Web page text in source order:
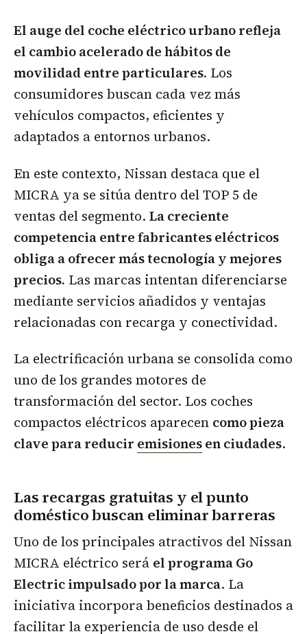
El auge del coche eléctrico urbano refleja
el cambio acelerado de hábitos de
movilidad entre particulares. Los
consumidores buscan cada vez más
vehículos compactos, eficientes y
adaptados a entornos urbanos.
En este contexto, Nissan destaca que el
MICRA ya se sitúa dentro del TOP 5 de
ventas del segmento. La creciente
competencia entre fabricantes eléctricos
obliga a ofrecer más tecnología y mejores
precios. Las marcas intentan diferenciarse
mediante servicios añadidos y ventajas
relacionadas con recarga y conectividad.
La electrificación urbana se consolida como
uno de los grandes motores de
transformación del sector. Los coches
compactos eléctricos aparecen como pieza
clave para reducir emisionesen ciudades.
Las recargas gratuitas y el punto
doméstico buscan eliminar barreras
Uno de los principales atractivos del Nissan
MICRA eléctrico será el programa Go
Electric impulsado por la marca. La
iniciativa incorpora beneficios destinados a
facilitar la experiencia de uso desde el